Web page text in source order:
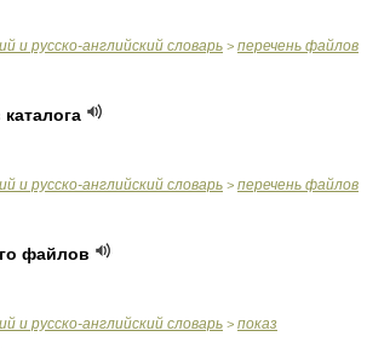
и русско-английский словарь > перечень файлов
и русско-английский словарь > перечень файлов
файлов
и русско-английский словарь > показ